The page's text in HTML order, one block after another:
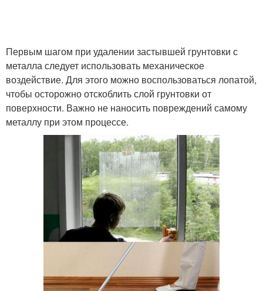
Первым шагом при удалении застывшей грунтовки с
металла следует использовать механическое
воздействие. Для этого можно воспользоваться лопатой,
чтобы осторожно отскоблить слой грунтовки от
поверхности. Важно не наносить повреждений самому
металлу при этом процессе.